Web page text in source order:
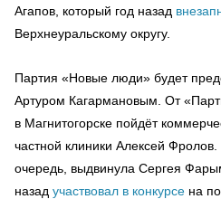
Агапов, который год назад
Верхнеуральскому округу.
Партия «Новые люди» будет
Артуром Кагармановым. От
в Магнитогорске пойдёт
частной клиники Алексей
очередь, выдвинула Сергея
назад участвовал в конкурсе на